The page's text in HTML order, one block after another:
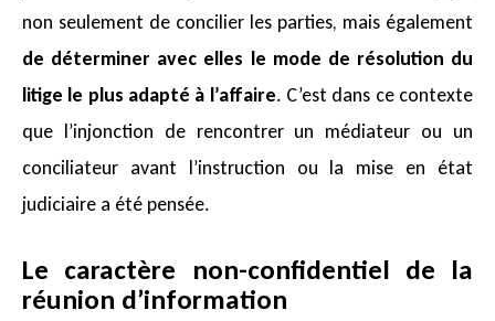
non seulement de concilier les parties, mais également
de déterminer avec elles le mode de résolution du
litige le plus adapté à l’affaire. C’est dans ce contexte
que l’injonction de rencontrer un médiateur ou un
conciliateur avant l’instruction ou la mise en état
judiciaire a été pensée.
Le caractère non-confidentiel de la
réunion d’information